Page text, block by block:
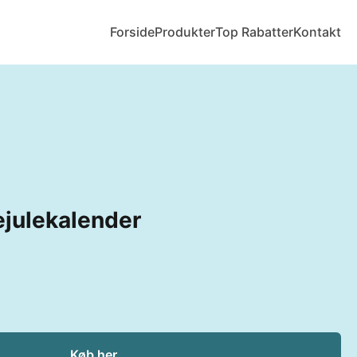
ForsideProdukterTop RabatterKontakt